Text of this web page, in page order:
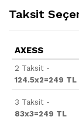
Taksit
AXESS
2 Taksit -
124.5x2=249 TL
3 Taksit -
83x3=249 TL